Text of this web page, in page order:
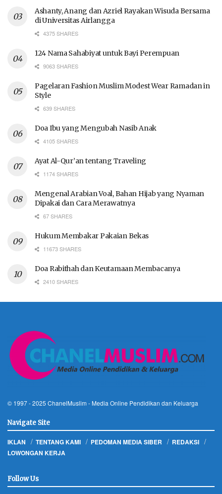
Ashanty, Anang dan Azriel Rayakan Wisuda Bersama
di Universitas Airlangga
4375 SHARES
124 Nama Sahabiyat untuk Bayi Perempuan
9063 SHARES
Pagelaran Fashion Muslim Modest Wear Ramadan in
Style
639 SHARES
Doa Ibu yang Mengubah Nasib Anak
4105 SHARES
Ayat Al-Qur’an tentang Traveling
1174 SHARES
Mengenal Arabian Voal, Bahan Hijab yang Nyaman
Dipakai dan Cara Merawatnya
67 SHARES
Hukum Membakar Pakaian Bekas
11673 SHARES
Doa Rabithah dan Keutamaan Membacanya
2410 SHARES
© 1997 - 2025 ChanelMuslim - Media Online Pendidikan dan Keluarga
Navigate Site
IKLAN TENTANG KAMI PEDOMAN MEDIA SIBER
REDAKSI
LOWONGAN KERJA
Follow Us